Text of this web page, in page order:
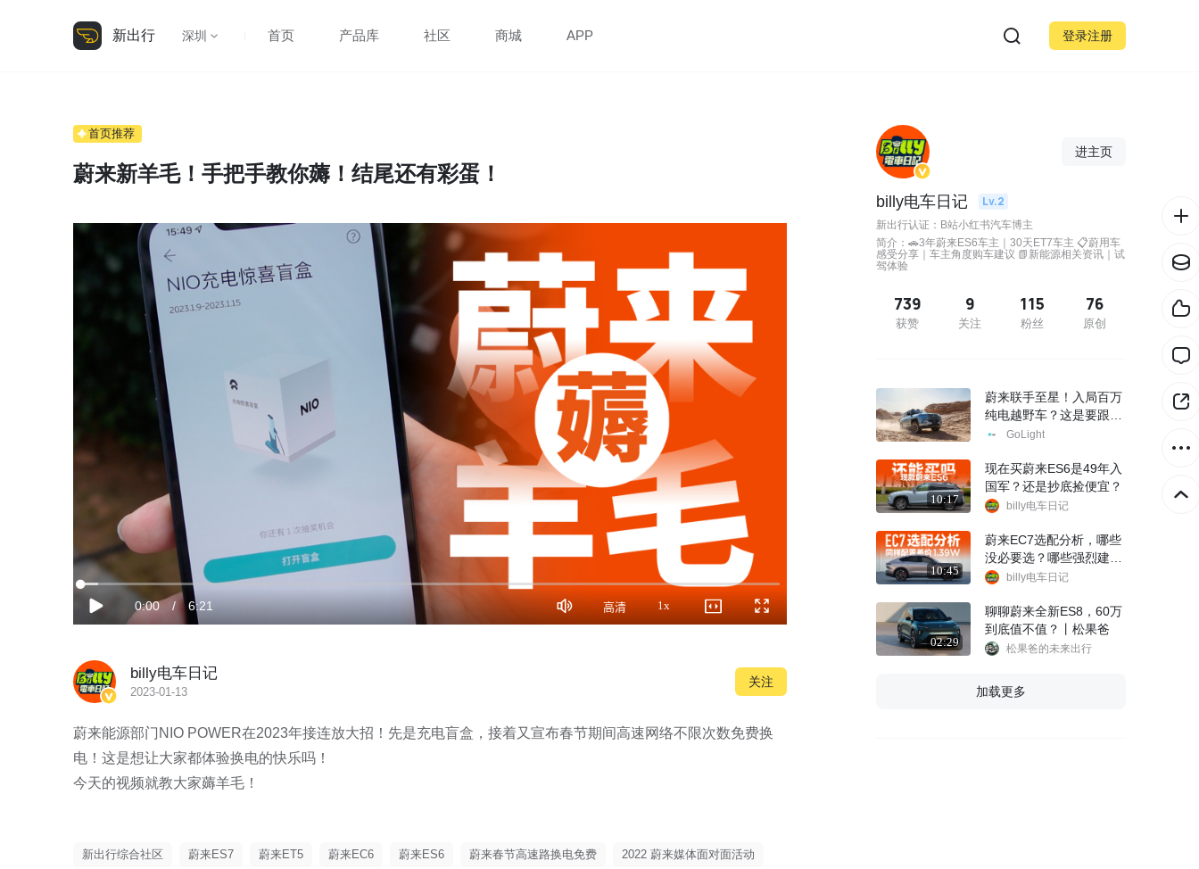
新出行 深圳 首页 产品库 社区 商城 APP 登录注册
首页推荐
蔚来新羊毛！手把手教你薅！结尾还有彩蛋！
放
当
时
0:00 / 时
6:21
加
载
完
成:
音
画
质
高清 1x
播
放
屏
billy电车日记
2023-01-13
关注
蔚来能源部门NIO POWER在2023年接连放大招！先是充电盲盒，接着又宣布春节期间高速网络不限次数免费换
电！这是想让大家都体验换电的快乐吗！
今天的视频就教大家薅羊毛！
新出行综合社区 蔚来ES7 蔚来ET5 蔚来EC6 蔚来ES6 蔚来春节高速路换电免费 2022 蔚来媒体面对面活动
进主页
billy电车日记 Lv.2
新出行认证：B站小红书汽车博主
简介：🚗3年蔚来ES6车主｜30天ET7车主 📋蔚用车
感受分享｜车主角度购车建议 📗新能源相关资讯｜试
驾体验
739
获赞
9
关注
115
粉丝
76
原创
蔚来联手至星！入局百万
纯电越野车？这是要跟仰
望U8刚吗？
GoLight
10:17
现在买蔚来ES6是49年入
国军？还是抄底捡便宜？
billy电车日记
10:45
蔚来EC7选配分析，哪些
没必要选？哪些强烈建
议？billy电车日记
02:29
聊聊蔚来全新ES8，60万
到底值不值？丨松果爸
松果爸的未来出行
加载更多